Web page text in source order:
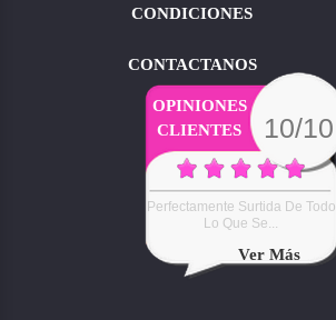
CONDICIONES
CONTACTANOS
OPINIONES
CLIENTES
10/10
Perfectamente Surtida De Todo
Lo Que Se...
Ver Más